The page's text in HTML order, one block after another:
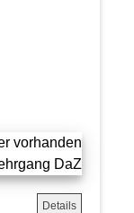
Details